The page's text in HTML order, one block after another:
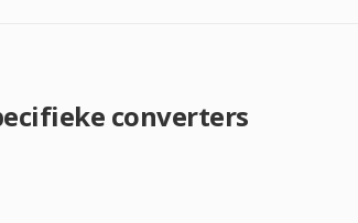
converters